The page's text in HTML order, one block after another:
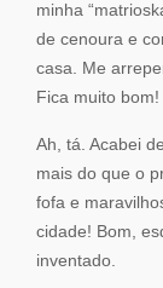
minha
de cenoura e
casa. Me
Fica muito bom!
Ah, tá. Acabei
mais do que o
fofa e
cidade! Bom,
inventado.